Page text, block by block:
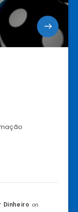
Dinheiro on